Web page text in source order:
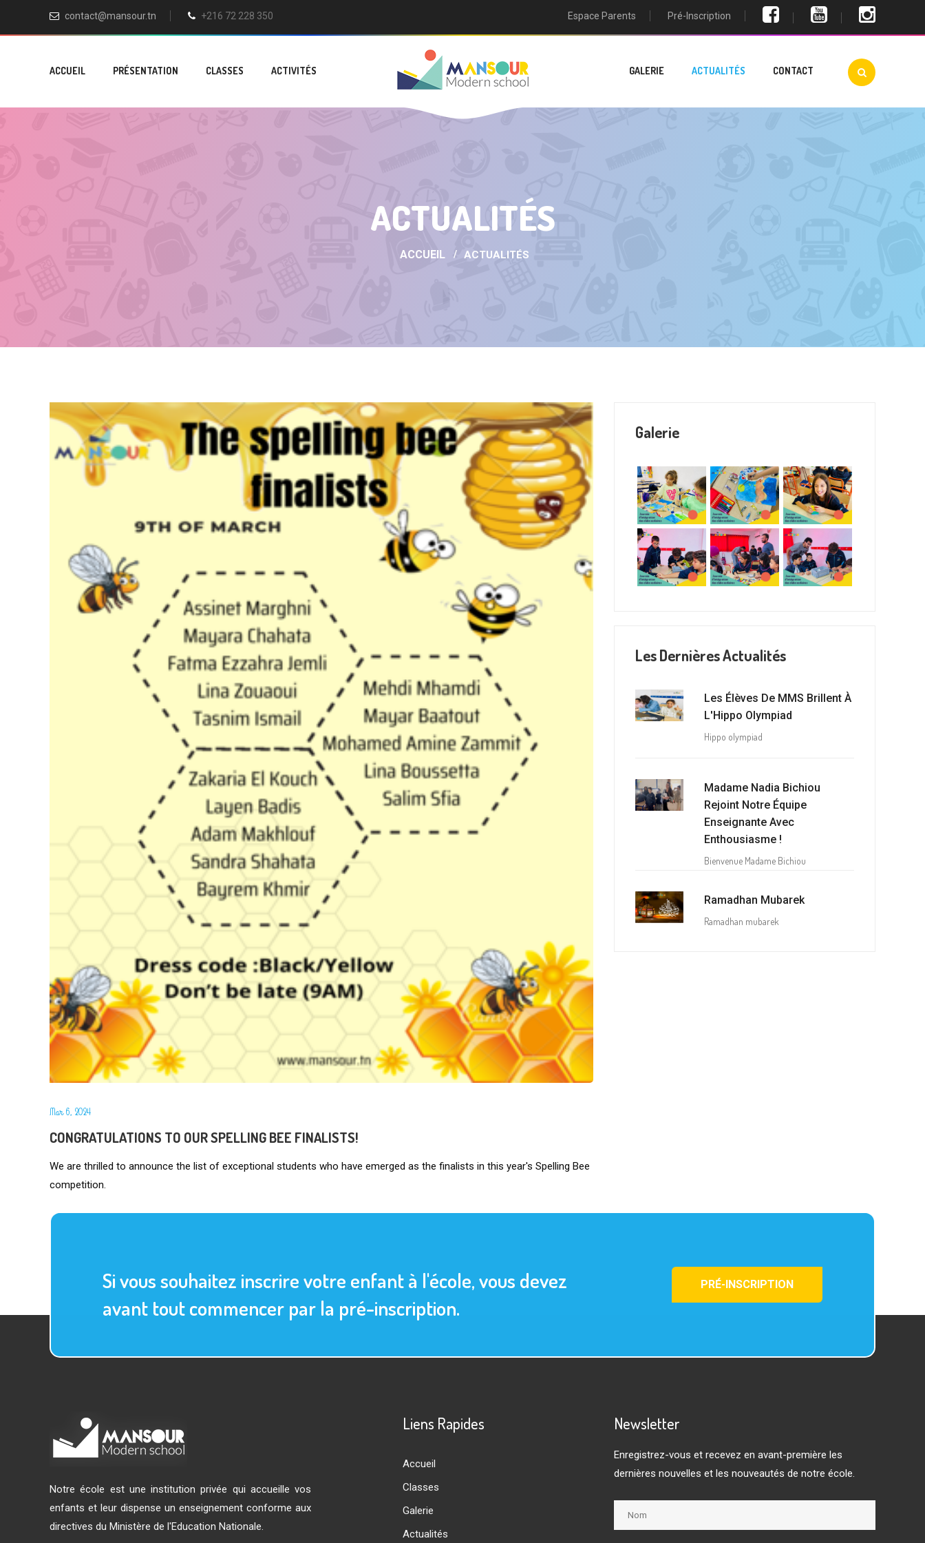
contact@mansour.tn +216 72 228 350 Espace Parents Pré-Inscription
ACCUEIL PRÉSENTATION CLASSES ACTIVITÉS GALERIE ACTUALITÉS CONTACT
ACTUALITÉS
ACCUEIL ACTUALITÉS
Mar 6, 2024
CONGRATULATIONS TO OUR SPELLING BEE FINALISTS!
We are thrilled to announce the list of exceptional students who have emerged as the finalists in this year's Spelling Bee
competition.
Galerie
Les Dernières Actualités
Les Élèves De MMS Brillent À
L'Hippo Olympiad
Hippo olympiad
Madame Nadia Bichiou
Rejoint Notre Équipe
Enseignante Avec
Enthousiasme !
Bienvenue Madame Bichiou
Ramadhan Mubarek
Ramadhan mubarek
Si vous souhaitez inscrire votre enfant à l'école, vous devez
avant tout commencer par la pré-inscription.
PRÉ-INSCRIPTION
Notre école est une institution privée qui accueille vos
enfants et leur dispense un enseignement conforme aux
directives du Ministère de l'Education Nationale.
Liens Rapides
Accueil
Classes
Galerie
Actualités
Newsletter
Enregistrez-vous et recevez en avant-première les
dernières nouvelles et les nouveautés de notre école.